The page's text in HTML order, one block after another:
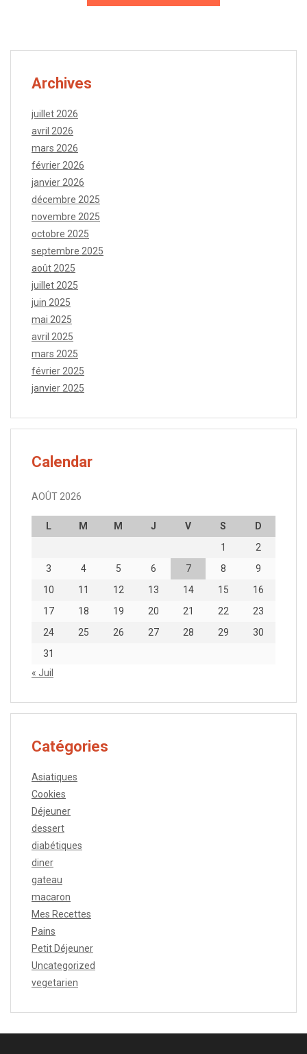
Archives
juillet 2026
avril 2026
mars 2026
février 2026
janvier 2026
décembre 2025
novembre 2025
octobre 2025
septembre 2025
août 2025
juillet 2025
juin 2025
mai 2025
avril 2025
mars 2025
février 2025
janvier 2025
Calendar
AOÛT 2026
L M M J V S
D
1
2
3
4 5 6 7 8
9
10
11 12 13 14 15
16
17
18 19 20 21 22
23
24
25 26 27 28 29
30
31
« Juil
Catégories
Asiatiques
Cookies
Déjeuner
dessert
diabétiques
diner
gateau
macaron
Mes Recettes
Pains
Petit Déjeuner
Uncategorized
vegetarien